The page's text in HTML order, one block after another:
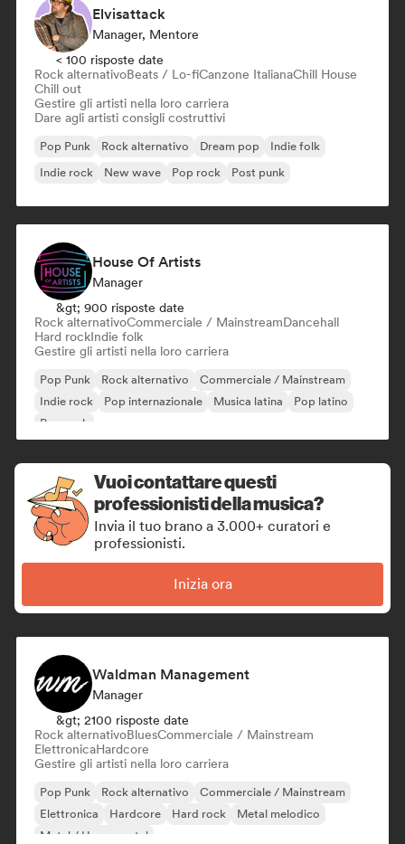
Elvisattack
Manager, Mentore
< 100 risposte date
Rock alternativoBeats / Lo-fiCanzone ItalianaChill House
Chill out
Gestire gli artisti nella loro carriera
Dare agli artisti consigli costruttivi
Pop Punk Rock alternativo Dream pop
Indie folk
Indie rock
New wave Pop rock Post punk
House Of Artists
Manager
&gt; 900 risposte date
Rock alternativoCommerciale / MainstreamDancehall
Hard rockIndie folk
Gestire gli artisti nella loro carriera
Pop Punk Rock alternativo
Commerciale / Mainstream
Indie rock
Pop internazionale Musica latina
Pop latino
Pop rock
Vuoi contattare questi
professionisti della musica?
Invia il tuo brano a 3.000+ curatori e
professionisti.
Inizia ora
Waldman Management
Manager
&gt; 2100 risposte date
Rock alternativoBluesCommerciale / Mainstream
ElettronicaHardcore
Gestire gli artisti nella loro carriera
Pop Punk Rock alternativo
Commerciale / Mainstream
Elettronica
Hardcore Hard rock
Metal melodico
Metal / Heavy metal